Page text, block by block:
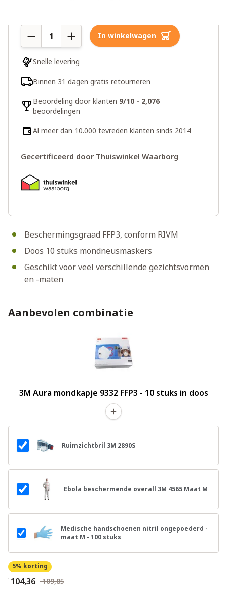
Beschermingsgraad FFP3, conform RIVM
Doos 10 stuks mondneusmaskers
Geschikt voor veel verschillende gezichtsvormen
en -maten
In winkelwagen
Snelle levering
Binnen 31 dagen gratis retourneren
Beoordeling door klanten 9/10 - 2,076
beoordelingen
Al meer dan 10.000 tevreden klanten sinds 2014
Gecertificeerd door Thuiswinkel Waarborg
Aanbevolen combinatie
3M Aura mondkapje 9332 FFP3 - 10 stuks in doos
Ruimzichtbril 3M 2890S
Ebola beschermende overall 3M 4565 Maat M
Medische handschoenen nitril ongepoederd -
maat M - 100 stuks
5% korting
€ 104,36 € 109,85